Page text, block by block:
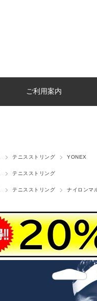
ご利用案内
テニスストリング YONEX
テニスストリング
テニスストリング ナイロンマ